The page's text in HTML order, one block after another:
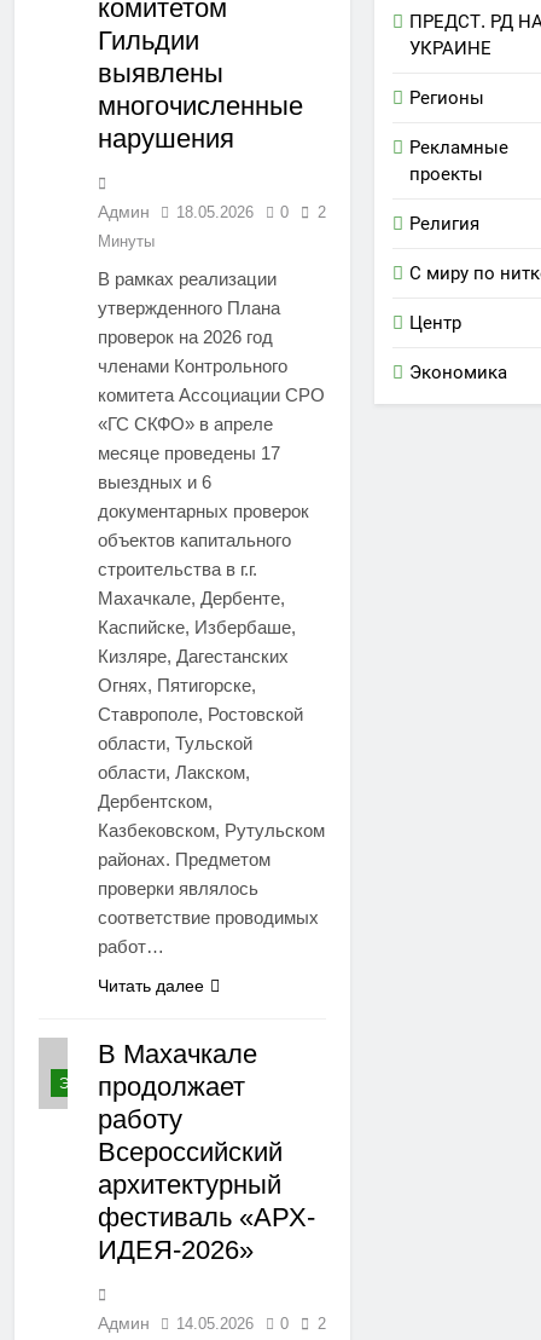
комитетом
Гильдии
выявлены
многочисленные
нарушения
Админ 18.05.2026 0
2
Минуты
В рамках реализации
утвержденного Плана
проверок на 2026 год
членами Контрольного
комитета Ассоциации СРО
«ГС СКФО» в апреле
месяце проведены 17
выездных и 6
документарных проверок
объектов капитального
строительства в г.г.
Махачкале, Дербенте,
Каспийске, Избербаше,
Кизляре, Дагестанских
Огнях, Пятигорске,
Ставрополе, Ростовской
области, Тульской
области, Лакском,
Дербентском,
Казбековском, Рутульском
районах. Предметом
проверки являлось
соответствие проводимых
работ…
Читать далее
ЭКОНОМИКА
В Махачкале
продолжает
работу
Всероссийский
архитектурный
фестиваль «АРХ-
ИДЕЯ-2026»
Админ 14.05.2026 0
2
ПРЕДСТ. РД
УКРАИНЕ
Регионы
Рекламные
проекты
Религия
С миру по
Центр
Экономика